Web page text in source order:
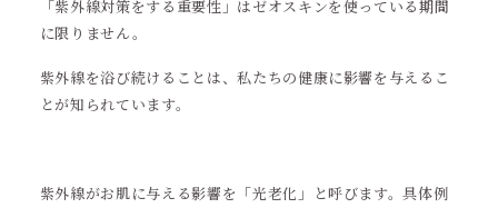
「紫外線対策をする重要性」はゼオスキンを使っている期間
に限りません。
紫外線を浴び続けることは、私たちの健康に影響を与えるこ
とが知られています。
紫外線がお肌に与える影響を「光老化」と呼びます。具体例